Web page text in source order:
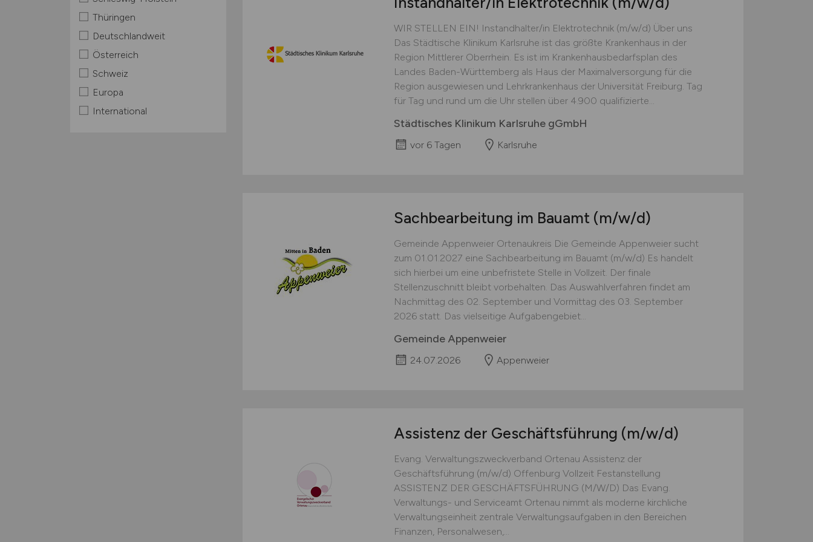
Thüringen
Deutschlandweit
Österreich
Schweiz
Europa
International
WIR STELLEN EIN! Instandhalter/in Elektrotechnik (m/w/d) Über uns
Das Städtische Klinikum Karlsruhe ist das größte Krankenhaus in der
Region Mittlerer Oberrhein. Es ist im Krankenhausbedarfsplan des
Landes Baden-Württemberg als Haus der Maximalversorgung für die
Region ausgewiesen und Lehrkrankenhaus der Universität Freiburg. Tag
für Tag und rund um die Uhr stellen über 4.900 qualifizierte...
Städtisches Klinikum Karlsruhe gGmbH
vor 6 Tagen Karlsruhe
Sachbearbeitung im Bauamt (m/w/d)
Gemeinde Appenweier Ortenaukreis Die Gemeinde Appenweier sucht
zum 01.01.2027 eine Sachbearbeitung im Bauamt (m/w/d) Es handelt
sich hierbei um eine unbefristete Stelle in Vollzeit. Der finale
Stellenzuschnitt bleibt vorbehalten. Das Auswahlverfahren findet am
Nachmittag des 02. September und Vormittag des 03. September
2026 statt. Das vielseitige Aufgabengebiet...
Gemeinde Appenweier
24.07.2026 Appenweier
Assistenz der Geschäftsführung (m/w/d)
Evang. Verwaltungszweckverband Ortenau Assistenz der
Geschäftsführung (m/w/d) Offenburg Vollzeit Festanstellung
ASSISTENZ DER GESCHÄFTSFÜHRUNG (M/W/D) Das Evang.
Verwaltungs- und Serviceamt Ortenau nimmt als moderne kirchliche
Verwaltungseinheit zentrale Verwaltungsaufgaben in den Bereichen
Finanzen, Personalwesen,...